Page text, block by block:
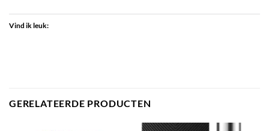
Vind ik leuk:
GERELATEERDE PRODUCTEN